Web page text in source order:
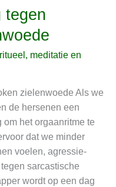
tegen
meditatie en
zielenwoede Als we
de hersenen een
het orgaanritme te
dat we minder
voelen, agressie-
sarcastische
wordt op een dag